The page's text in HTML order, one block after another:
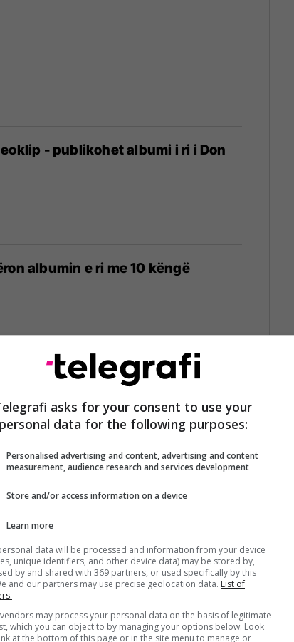
- publikohet albumi i ri i Don
albumin e ri me 10 këngë
me një tjetër video krah Daut
Geci e deri te Adelina Ismaili -
Don Xhoni
asks for your consent to use your
personal data for the following purposes:
Personalised advertising and content, advertising and content
measurement, audience research and services development
Store and/or access information on a device
Learn more
data will be processed and information from your device
unique identifiers, and other device data) may be stored by,
by and shared with 369 partners, or used specifically by this
and our partners may use precise geolocation data. List of
may process your personal data on the basis of legitimate
which you can object to by managing your options below. Look
at the bottom of this page or in the site menu to manage or